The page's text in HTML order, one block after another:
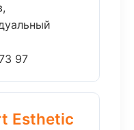
97
Esthetic